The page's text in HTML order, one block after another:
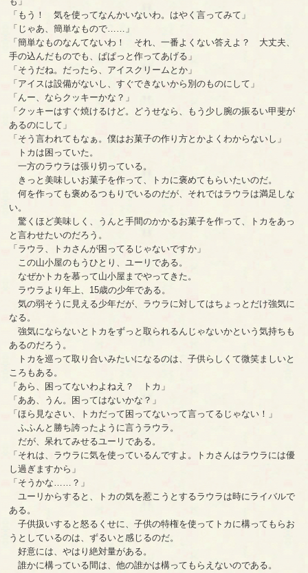
「もう！ 気を使ってなんかいないわ。はやく言ってみて」
「じゃあ、簡単なもので……」
「簡単なものなんてないわ！ それ、一番よくない答えよ？ 大丈夫、
手の込んだものでも、ぱぱっと作ってあげる」
「そうだね。だったら、アイスクリームとか」
「アイスは設備がないし、すぐできないから別のものにして」
「んー、ならクッキーかな？」
「クッキーはすぐ焼けるけど。どうせなら、もう少し腕の振るい甲斐が
あるのにして」
「そう言われてもなぁ。僕はお菓子の作り方とかよくわからないし」
トカは困っていた。
一方のラウラは張り切っている。
きっと美味しいお菓子を作って、トカに褒めてもらいたいのだ。
何を作っても褒めるつもりでいるのだが、それではラウラは満足しな
い。
驚くほど美味しく、うんと手間のかかるお菓子を作って、トカをあっ
と言わせたいのだろう。
「ラウラ、トカさんが困ってるじゃないですか」
この山小屋のもうひとり、ユーリである。
なぜかトカを慕って山小屋までやってきた。
ラウラより年上、15歳の少年である。
気の弱そうに見える少年だが、ラウラに対してはちょっとだけ強気に
なる。
強気にならないとトカをずっと取られるんじゃないかという気持ちも
あるのだろう。
トカを巡って取り合いみたいになるのは、子供らしくて微笑ましいと
ころもある。
「あら、困ってないわよねえ？ トカ」
「ああ、うん。困ってはないかな？」
「ほら見なさい、トカだって困ってないって言ってるじゃない！」
ふふんと勝ち誇ったように言うラウラ。
だが、呆れてみせるユーリである。
「それは、ラウラに気を使っているんですよ。トカさんはラウラには優
し過ぎますから」
「そうかな……？」
ユーリからすると、トカの気を惹こうとするラウラは時にライバルで
ある。
子供扱いすると怒るくせに、子供の特権を使ってトカに構ってもらお
うとしているのは、ずるいと感じるのだ。
好意には、やはり絶対量がある。
誰かに構っている間は、他の誰かは構ってもらえないのである。